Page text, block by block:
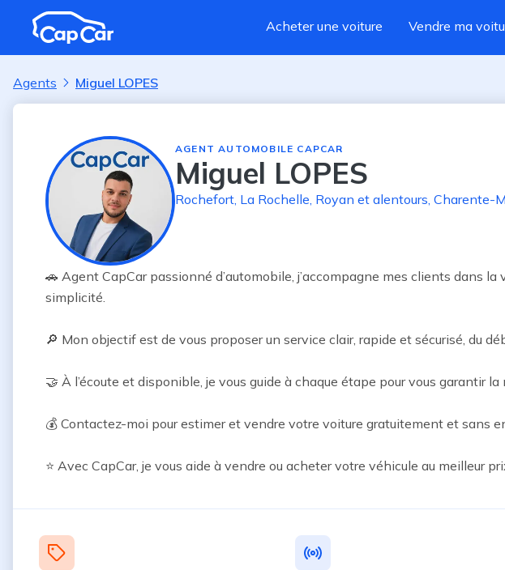
Aller au contenu principal
Acheter une voiture
Vendre ma
Agents Miguel LOPES
AGENT AUTOMOBILE CAPCAR
Miguel LOPES
Rochefort, La Rochelle, Royan et alentours, Charente-
🚗 Agent CapCar passionné d’automobile, j’accompagne mes clients dans
simplicité.
🔎 Mon objectif est de vous proposer un service clair, rapide et sécurisé, du
🤝 À l’écoute et disponible, je vous guide à chaque étape pour vous garantir
💰 Contactez-moi pour estimer et vendre votre voiture gratuitement et sans
⭐ Avec CapCar, je vous aide à vendre ou acheter votre véhicule au meilleur